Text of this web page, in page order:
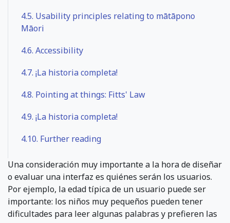
4.5. Usability principles relating to mātāpono
Māori
4.6. Accessibility
4.7. ¡La historia completa!
4.8. Pointing at things: Fitts' Law
4.9. ¡La historia completa!
4.10. Further reading
Una consideración muy importante a la hora de diseñar
o evaluar una interfaz es quiénes serán los usuarios.
Por ejemplo, la edad típica de un usuario puede ser
importante: los niños muy pequeños pueden tener
dificultades para leer algunas palabras y prefieren las